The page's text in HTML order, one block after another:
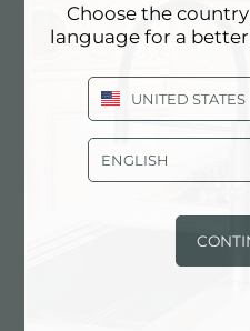
COSMO 5 BRULEURS
Choose the
language for a
UNITED STATES
ENGLISH